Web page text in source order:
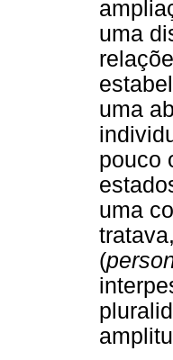
uma
uma
pouco
uma
(